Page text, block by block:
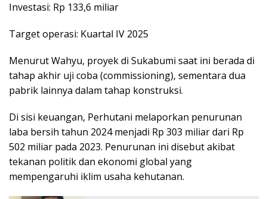
Investasi: Rp 133,6 miliar
Target operasi: Kuartal IV 2025
Menurut Wahyu, proyek di Sukabumi saat ini berada di
tahap akhir uji coba (commissioning), sementara dua
pabrik lainnya dalam tahap konstruksi.
Di sisi keuangan, Perhutani melaporkan penurunan
laba bersih tahun 2024 menjadi Rp 303 miliar dari Rp
502 miliar pada 2023. Penurunan ini disebut akibat
tekanan politik dan ekonomi global yang
mempengaruhi iklim usaha kehutanan.